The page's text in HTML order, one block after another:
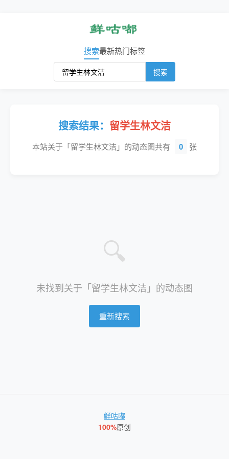
搜索最新热门标签
搜索
搜索结果： 留学生林文洁
本站关于「留学生林文洁」的动态图共有 0 张
🔍
未找到关于「留学生林文洁」的动态图
重新搜索
鲜咕嘟
100%原创